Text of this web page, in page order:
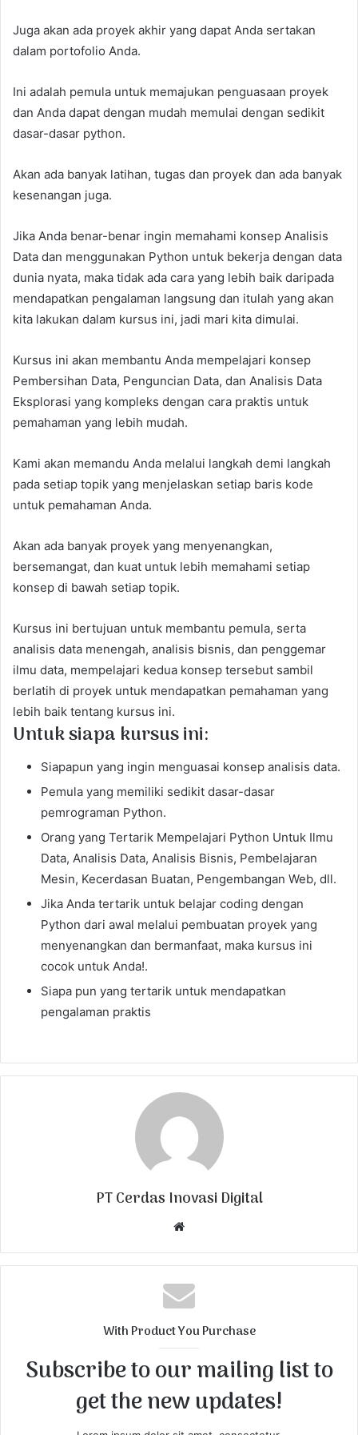
Juga akan ada proyek akhir yang dapat Anda sertakan
dalam portofolio Anda.
Ini adalah pemula untuk memajukan penguasaan proyek
dan Anda dapat dengan mudah memulai dengan sedikit
dasar-dasar python.
Akan ada banyak latihan, tugas dan proyek dan ada banyak
kesenangan juga.
Jika Anda benar-benar ingin memahami konsep Analisis
Data dan menggunakan Python untuk bekerja dengan data
dunia nyata, maka tidak ada cara yang lebih baik daripada
mendapatkan pengalaman langsung dan itulah yang akan
kita lakukan dalam kursus ini, jadi mari kita dimulai.
Kursus ini akan membantu Anda mempelajari konsep
Pembersihan Data, Penguncian Data, dan Analisis Data
Eksplorasi yang kompleks dengan cara praktis untuk
pemahaman yang lebih mudah.
Kami akan memandu Anda melalui langkah demi langkah
pada setiap topik yang menjelaskan setiap baris kode
untuk pemahaman Anda.
Akan ada banyak proyek yang menyenangkan,
bersemangat, dan kuat untuk lebih memahami setiap
konsep di bawah setiap topik.
Kursus ini bertujuan untuk membantu pemula, serta
analisis data menengah, analisis bisnis, dan penggemar
ilmu data, mempelajari kedua konsep tersebut sambil
berlatih di proyek untuk mendapatkan pemahaman yang
lebih baik tentang kursus ini.
Untuk siapa kursus ini:
Siapapun yang ingin menguasai konsep analisis data.
Pemula yang memiliki sedikit dasar-dasar
pemrograman Python.
Orang yang Tertarik Mempelajari Python Untuk Ilmu
Data, Analisis Data, Analisis Bisnis, Pembelajaran
Mesin, Kecerdasan Buatan, Pengembangan Web, dll.
Jika Anda tertarik untuk belajar coding dengan
Python dari awal melalui pembuatan proyek yang
menyenangkan dan bermanfaat, maka kursus ini
cocok untuk Anda!.
Siapa pun yang tertarik untuk mendapatkan
pengalaman praktis
PT Cerdas Inovasi Digital
b
s
i
With Product You Purchase
Subscribe to our mailing list to
get the new updates!